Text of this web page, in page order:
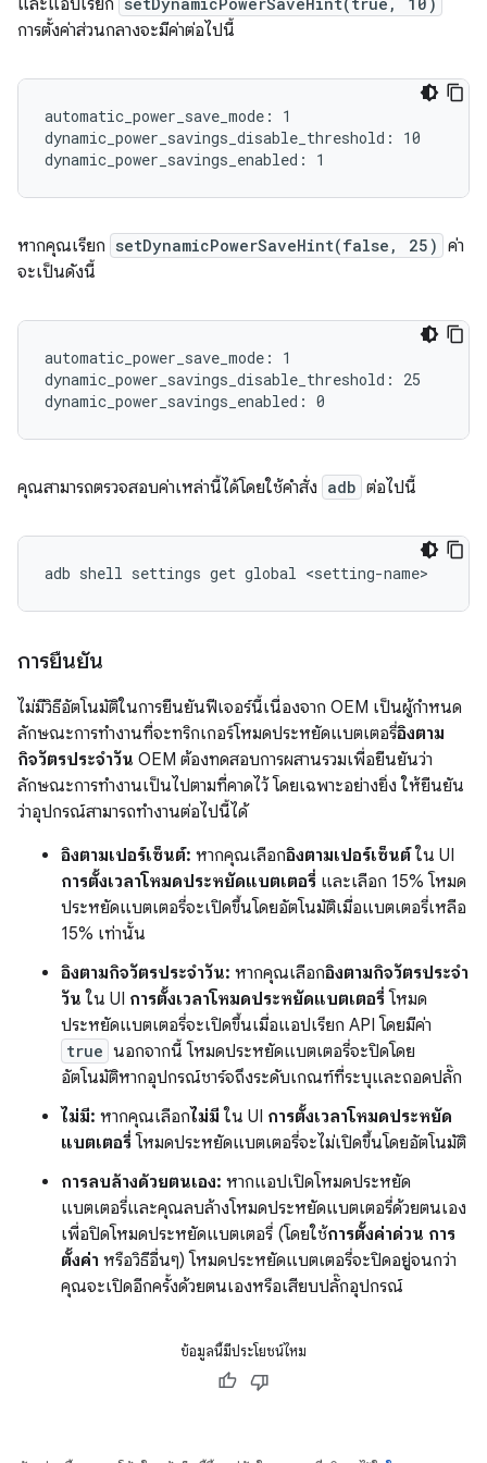
และแอปเรียก
การตั้งค่าส่วนกลางจะมีค่าต่อไปนี้
automatic_power_save_mode: 1
dynamic_power_savings_disable_threshold: 10
หากคุณเรียก setDynamicPowerSaveHint(false, 25) ค่า
จะเป็นดังนี้
automatic_power_save_mode: 1
dynamic_power_savings_disable_threshold: 25
คุณสามารถตรวจสอบค่าเหล่านี้ได้โดยใช้คำสั่ง adb ต่อไปนี้
adb shell settings get global
การยืนยัน
ไม่มีวิธีอัตโนมัติในการยืนยันฟีเจอร์นี้เนื่องจาก OEM เป็นผู้กำหนด
ลักษณะการทำงานที่จะทริกเกอร์โหมดประหยัดแบตเตอรี่อิงตาม
กิจวัตรประจำวัน OEM ต้องทดสอบการผสานรวมเพื่อยืนยันว่า
ลักษณะการทำงานเป็นไปตามที่คาดไว้ โดยเฉพาะอย่างยิ่ง ให้ยืนยัน
ว่าอุปกรณ์สามารถทำงานต่อไปนี้ได้
อิงตามเปอร์เซ็นต์: หากคุณเลือกอิงตามเปอร์เซ็นต์ใน UI
การตั้งเวลาโหมดประหยัดแบตเตอรี่ และเลือก 15% โหมด
ประหยัดแบตเตอรี่จะเปิดขึ้นโดยอัตโนมัติเมื่อแบตเตอรี่เหลือ
15% เท่านั้น
อิงตามกิจวัตรประจำวัน: หากคุณเลือกอิงตามกิจวัตรประจำ
วัน ใน UI การตั้งเวลาโหมดประหยัดแบตเตอรี่ โหมด
ประหยัดแบตเตอรี่จะเปิดขึ้นเมื่อแอปเรียก API โดยมีค่า
true นอกจากนี้ โหมดประหยัดแบตเตอรี่จะปิดโดย
อัตโนมัติหากอุปกรณ์ชาร์จถึงระดับเกณฑ์ที่ระบุและถอดปลั๊ก
ไม่มี: หากคุณเลือกไม่มี ใน UI การตั้งเวลาโหมดประหยัด
แบตเตอรี่ โหมดประหยัดแบตเตอรี่จะไม่เปิดขึ้นโดยอัตโนมัติ
การลบล้างด้วยตนเอง: หากแอปเปิดโหมดประหยัด
แบตเตอรี่และคุณลบล้างโหมดประหยัดแบตเตอรี่ด้วยตนเอง
เพื่อปิดโหมดประหยัดแบตเตอรี่ (โดยใช้การตั้งค่าด่วน การ
ตั้งค่า หรือวิธีอื่นๆ) โหมดประหยัดแบตเตอรี่จะปิดอยู่จนกว่า
คุณจะเปิดอีกครั้งด้วยตนเองหรือเสียบปลั๊กอุปกรณ์
ข้อมูลนี้มีประโยชน์ไหม